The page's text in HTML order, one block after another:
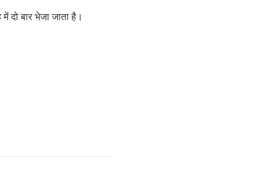
दो बार भेजा जाता है।